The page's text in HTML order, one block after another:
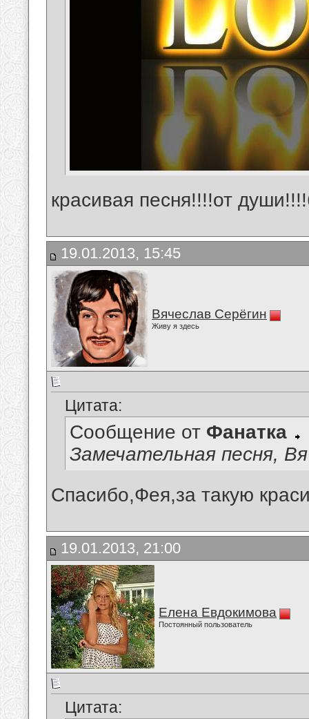
красивая песня!!!!от
19.01.2013, 15:45
Вячеслав Серёгин
Живу я здесь
Цитата:
Сообщение от Фанатка
Замечательная песня,
Спасибо,Фея,за такую
19.01.2013, 21:00
Елена Евдокимова
Постоянный пользователь
Цитата: